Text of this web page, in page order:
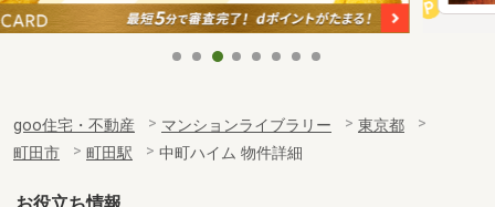
goo住宅・不動産 マンションライブラリー
東京都
町田市
町田駅 中町ハイム 物件詳細